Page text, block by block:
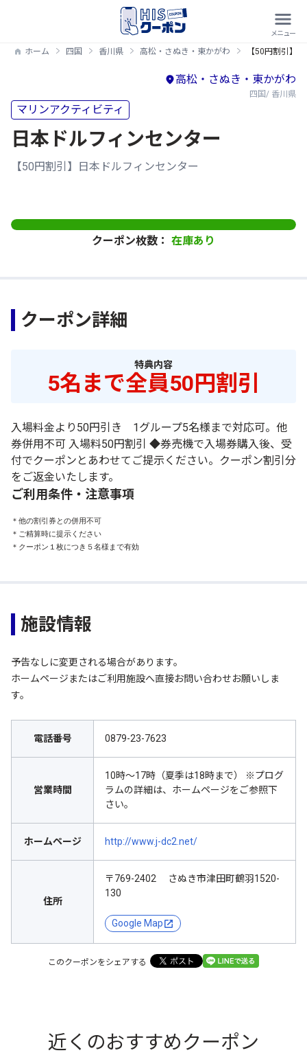
ホーム 四国 香川県 高松・さぬき・東かがわ 【50円割引】
高松・さぬき・東かがわ
四国/ 香川県
マリンアクティビティ
日本ドルフィンセンター
【50円割引】日本ドルフィンセンター
クーポン枚数： 在庫あり
クーポン詳細
特典内容
5名まで全員50円割引
入場料金より50円引き 1グループ5名様まで対応可。他
券併用不可 入場料50円割引 ◆券売機で入場券購入後、受
付でクーポンとあわせてご提示ください。クーポン割引分
をご返金いたします。
ご利用条件・注意事項
＊他の割引券との併用不可
＊ご精算時に提示ください
＊クーポン１枚につき５名様まで有効
施設情報
予告なしに変更される場合があります。
ホームページまたはご利用施設へ直接お問い合わせお願いしま
す。
電話番号 0879-23-7623
営業時間
10時～17時（夏季は18時まで） ※プログ
ラムの詳細は、ホームページをご参照下
さい。
ホームページ http://www.j-dc2.net/
住所
〒769-2402 さぬき市津田町鶴羽1520-
130
Google Map
このクーポンをシェアする
近くのおすすめクーポン